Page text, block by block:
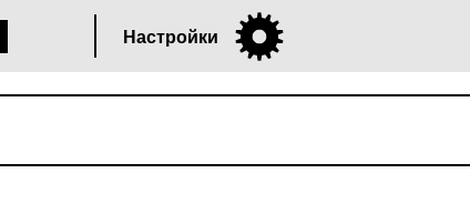
Настройки